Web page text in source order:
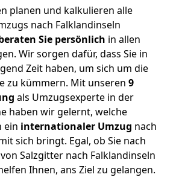
planen und kalkulieren alle
nach Falklandinseln
Sie persönlich in allen
Wir sorgen dafür, dass Sie in
Zeit haben, um sich um die
zu kümmern. Mit unseren 9
als Umzugsexperte in der
haben wir gelernt, welche
ein internationaler Umzug nach
sich bringt. Egal, ob Sie nach
Salzgitter nach Falklandinseln
Ihnen, ans Ziel zu gelangen.